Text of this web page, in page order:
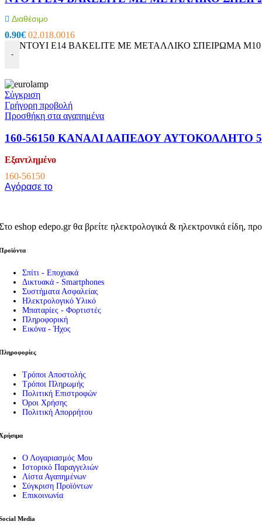
Εργαλεία – Όργανα – Αυτοκίνητο
Testers
Αμπεροτσιμπίδες
ΑΝΙΧΝΕΥΤΗΣ ΤΑΣΗΣ-ΚΑΛΩΔΙΩΝ
Σετ Εργαλείων
Εργαλεία
Σπρέι – Καθαριστικά
Πιστόλια Σιλικόνης
Καταμετρητής Χαρτονομισμάτων
Διαθέσιμο
0.90€ 02.018.0016
-
ΝΤΟΥΙ E14 BAKELITE ΜΕ ΜΕΤΑΛΛΙΚΟ ΣΠΕΙΡΩΜΑ M10
Σύγκριση
Γρήγορη προβολή
Προσθήκη στα αγαπημένα
160-56150 ΚΑΝΑΛΙ ΔΑΠΕΔΟΥ ΑΥΤΟΚΟΛΛΗΤΟ
Εξαντλημένο
160-56150
Αγόρασε το
eshop edepo.gr θα βρείτε ηλεκτρολογικά & ηλεκτρονικά είδη,
Σπίτι - Εποχιακά
Δικτυακά - Smartphones
Συστήματα Ασφαλείας
Ηλεκτρολογικό Υλικό
Μπαταρίες - Φορτιστές
Πληροφορική
Εικόνα - Ήχος
Τρόποι Αποστολής
Τρόποι Πληρωμής
Πολιτική Επιστροφών
Όροι Χρήσης
Πολιτική Απορρήτου
Ο Λογαριασμός Μου
Ιστορικό Παραγγελιών
Λίστα Αγαπημένων
Σύγκριση Προϊόντων
Επικοινωνία
Media